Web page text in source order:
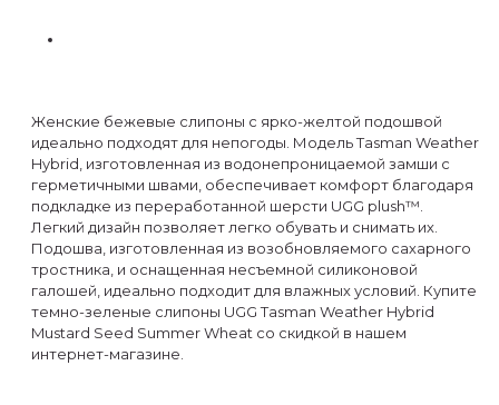
Женские бежевые слипоны с ярко-желтой подошвой
идеально подходят для непогоды. Модель Tasman Weather
Hybrid, изготовленная из водонепроницаемой замши с
герметичными швами, обеспечивает комфорт благодаря
подкладке из переработанной шерсти UGG plush™.
Легкий дизайн позволяет легко обувать и снимать их.
Подошва, изготовленная из возобновляемого сахарного
тростника, и оснащенная несъемной силиконовой
галошей, идеально подходит для влажных условий. Купите
темно-зеленые слипоны UGG Tasman Weather Hybrid
Mustard Seed Summer Wheat со скидкой в нашем
интернет-магазине.